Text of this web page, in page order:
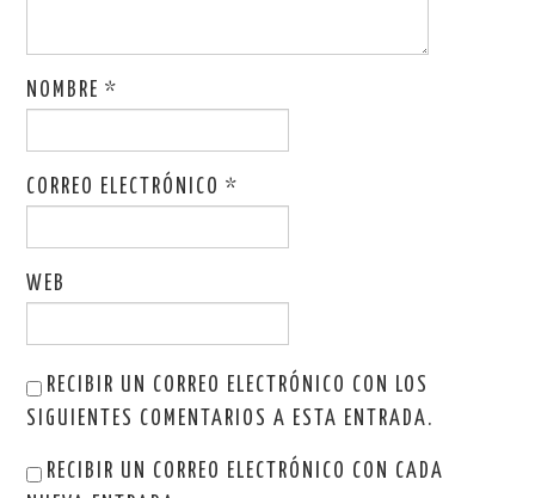
NOMBRE*
CORREO ELECTRÓNICO*
WEB
RECIBIR UN CORREO ELECTRÓNICO CON LOS
SIGUIENTES COMENTARIOS A ESTA ENTRADA.
RECIBIR UN CORREO ELECTRÓNICO CON CADA